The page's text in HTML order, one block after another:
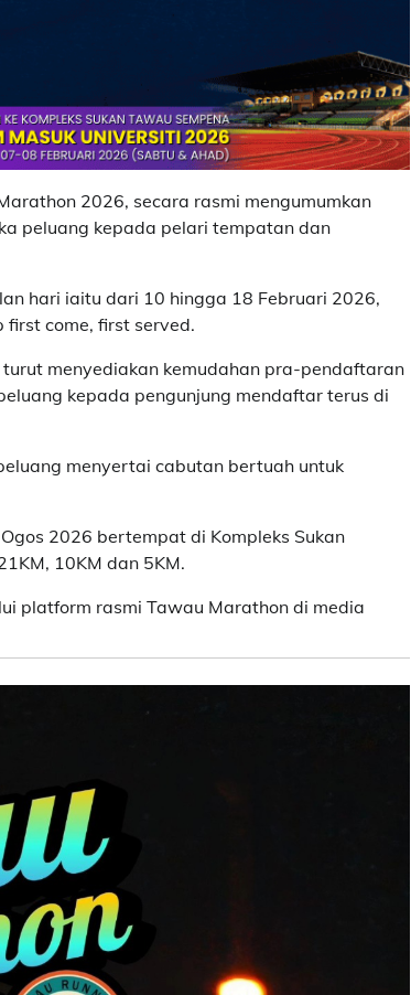
2026, secara rasmi mengumumkan
peluang kepada pelari tempatan dan
hari iaitu dari 10 hingga 18 Februari 2026,
come, first served.
menyediakan kemudahan pra-pendaftaran
kepada pengunjung mendaftar terus di
menyertai cabutan bertuah untuk
2026 bertempat di Kompleks Sukan
10KM dan 5KM.
platform rasmi Tawau Marathon di media